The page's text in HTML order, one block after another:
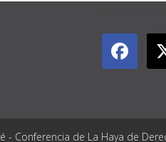
Conferencia de La Haya de